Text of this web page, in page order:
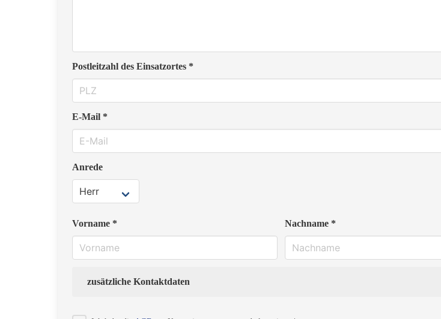
Postleitzahl des Einsatzortes *
E-Mail *
Anrede
Vorname * Nachname *
zusätzliche Kontaktdaten